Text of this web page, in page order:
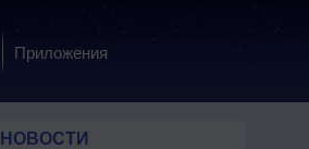
Приложения
НОВОСТИ